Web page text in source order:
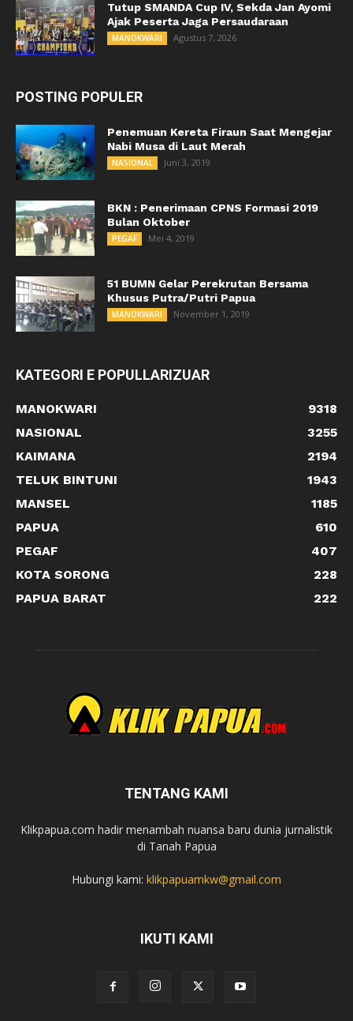
Tutup SMANDA Cup IV, Sekda Jan Ayomi
Ajak Peserta Jaga Persaudaraan
MANOKWARI Agustus 7, 2026
POSTING POPULER
Penemuan Kereta Firaun Saat Mengejar
Nabi Musa di Laut Merah
NASIONAL Juni 3, 2019
BKN : Penerimaan CPNS Formasi 2019
Bulan Oktober
PEGAF Mei 4, 2019
51 BUMN Gelar Perekrutan Bersama
Khusus Putra/Putri Papua
MANOKWARI November 1, 2019
KATEGORI E POPULLARIZUAR
MANOKWARI
9318
NASIONAL
3255
KAIMANA
2194
TELUK BINTUNI
1943
MANSEL
1185
PAPUA
610
PEGAF
407
KOTA SORONG
228
PAPUA BARAT
222
TENTANG KAMI
Klikpapua.com hadir menambah nuansa baru dunia jurnalistik
di Tanah Papua
Hubungi kami: klikpapuamkw@gmail.com
IKUTI KAMI